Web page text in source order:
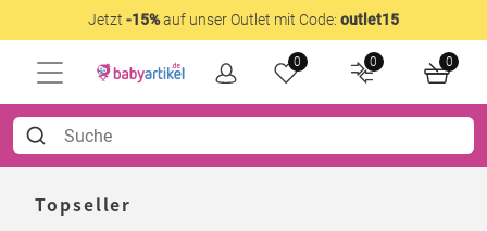
Jetzt -15%auf unser Outlet mit Code: outlet15
0 0 0
Topseller